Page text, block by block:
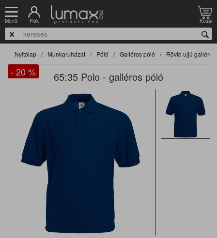
Menü Fiók Kosár
Nyitólap Munkaruházat Póló Galléros póló Rövid ujjú
65:35 Polo - galléros póló
- 20 %